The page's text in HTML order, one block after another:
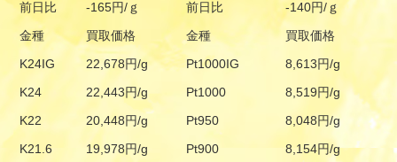
前日比
-165円/ｇ 前日比
-140円/ｇ
金種
買取価格 金種
買取価格
K24IG
22,678円/g Pt1000IG
8,613円/g
K24
22,443円/g Pt1000
8,519円/g
K22
20,448円/g Pt950
8,048円/g
K21.6
19,978円/g Pt900
8,154円/g